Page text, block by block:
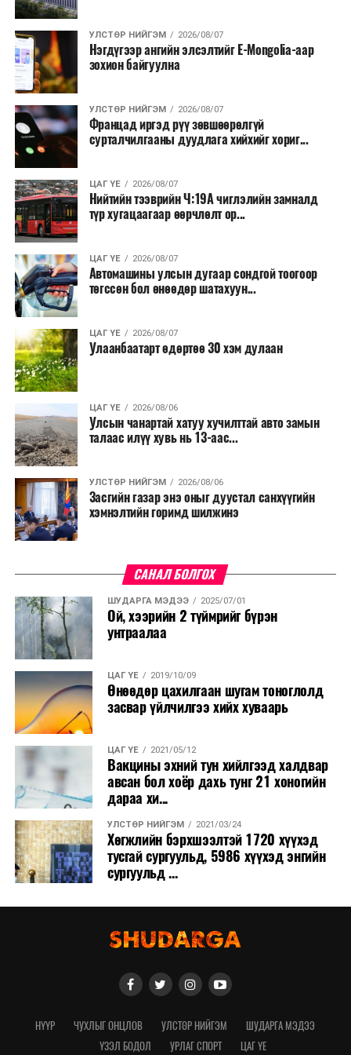
нөхөн томилгоо хийхгүй байх, аялал, амралт, зугаалга,
хамт олны урлаг, спортын арга хэмжээг зохион
байгуулахгүй байх, төрийн албанд шинэ орон тоо бий
болгохгүй байх, эрчим хүчний хэрэглээг хэмнэх, хурал,
сургалтыг цахим хэлбэрт шилжүүлэх, төрийн албан
хаагчдыг зарим өдрүүдэд цахимаар ажиллуулах арга
хэмжээг үргэлжлүүлэхийг үүрэг болголоо.
Төсвийн сахилга бат сайжирч, эдийн засгийн нөхцөл
хязгаарлалтыг үе шаттайгаар сулруулах юм.
УЛСТӨР НИЙГЭМ 2026/08/07
Нэгдүгээр ангийн элсэлтийг E-Mongolia-аар
зохион байгуулна
УЛСТӨР НИЙГЭМ 2026/08/07
Францад иргэд рүү зөвшөөрөлгүй
сурталчилгааны дуудлага хийхийг хориг...
ЦАГ ҮЕ 2026/08/07
Нийтийн тээврийн Ч:19А чиглэлийн замналд
түр хугацаагаар өөрчлөлт ор...
ЦАГ ҮЕ 2026/08/07
Автомашины улсын дугаар сондгой тоогоор
төгссөн бол өнөөдөр шатахуун...
ЦАГ ҮЕ 2026/08/07
Улаанбаатарт өдөртөө 30 хэм дулаан
ЦАГ ҮЕ 2026/08/06
Улсын чанартай хатуу хучилттай авто замын
талаас илүү хувь нь 13-аас...
УЛСТӨР НИЙГЭМ 2026/08/06
Засгийн газар энэ оныг дуустал санхүүгийн
хэмнэлтийн горимд шилжинэ
САНАЛ БОЛГОХ
ШУДАРГА МЭДЭЭ 2025/07/01
Ой, хээрийн 2 түймрийг бүрэн
унтраалаа
ЦАГ ҮЕ 2019/10/09
Өнөөдөр цахилгаан шугам тоноглолд
засвар үйлчилгээ хийх хуваарь
ЦАГ ҮЕ 2021/05/12
Вакцины эхний тун хийлгээд халдвар
авсан бол хоёр дахь тунг 21 хоногийн
дараа хи...
УЛСТӨР НИЙГЭМ 2021/03/24
Хөгжлийн бэрхшээлтэй 1720 хүүхэд
тусгай сургуульд, 5986 хүүхэд энгийн
сургуульд ...
НҮҮР ЧУХЛЫГ ОНЦЛОВ УЛСТӨР НИЙГЭМ
ШУДАРГА МЭДЭЭ
ҮЗЭЛ БОДОЛ
УРЛАГ СПОРТ ЦАГ ҮЕ